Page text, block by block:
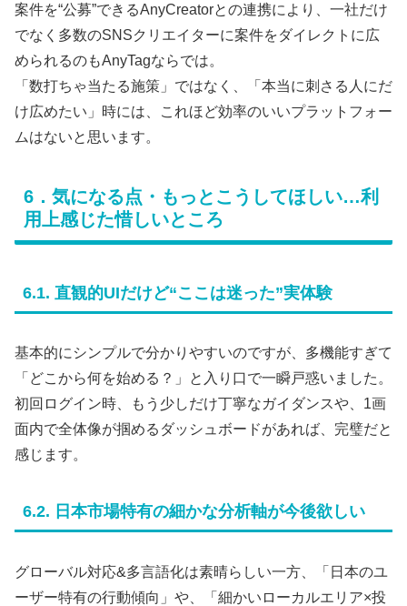
案件を“公募”できるAnyCreatorとの連携により、一社だけ
でなく多数のSNSクリエイターに案件をダイレクトに広
められるのもAnyTagならでは。
「数打ちゃ当たる施策」ではなく、「本当に刺さる人にだ
け広めたい」時には、これほど効率のいいプラットフォー
ムはないと思います。
6．気になる点・もっとこうしてほしい…利
用上感じた惜しいところ
6.1. 直観的UIだけど“ここは迷った”実体験
基本的にシンプルで分かりやすいのですが、多機能すぎて
「どこから何を始める？」と入り口で一瞬戸惑いました。
初回ログイン時、もう少しだけ丁寧なガイダンスや、1画
面内で全体像が掴めるダッシュボードがあれば、完璧だと
感じます。
6.2. 日本市場特有の細かな分析軸が今後欲しい
グローバル対応&多言語化は素晴らしい一方、「日本のユ
ーザー特有の行動傾向」や、「細かいローカルエリア×投